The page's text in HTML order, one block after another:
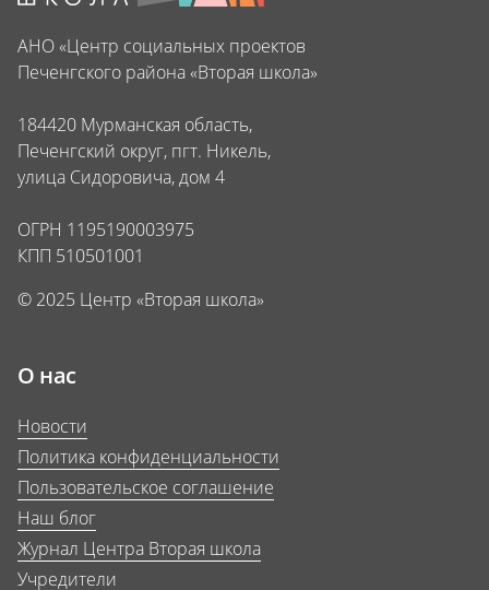
АНО «Центр социальных проектов
Печенгского района «Вторая школа»
184420 Мурманская область,
Печенгский округ, пгт. Никель,
улица Сидоровича, дом 4
ОГРН 1195190003975
КПП 510501001
© 2025 Центр «Вторая школа»
О нас
Новости
Политика конфиденциальности
Пользовательское соглашение
Наш блог
Журнал Центра Вторая школа
Учредители